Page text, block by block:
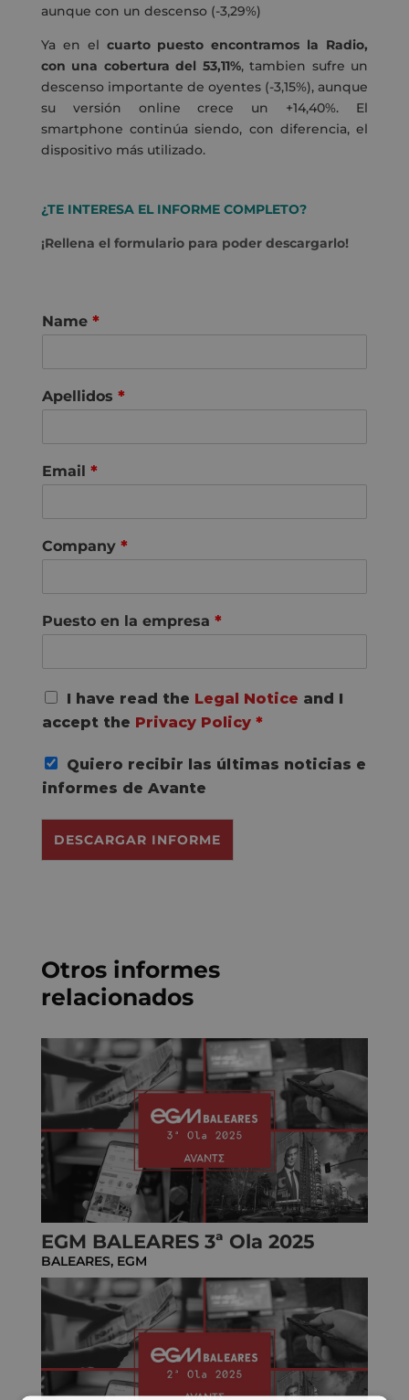
aunque con un descenso (-3,29%)
Ya en el cuarto puesto encontramos la Radio,
con una cobertura del 53,11%, tambien sufre un
descenso importante de oyentes (-3,15%), aunque
su versión online crece un +14,40%. El
smartphone continúa siendo, con diferencia, el
dispositivo más utilizado.
¿TE INTERESA EL INFORME COMPLETO?
¡Rellena el formulario para poder descargarlo!
Name *
Apellidos *
Email *
Company *
Puesto en la empresa *
R
P
C
o
s
n
I have read the Legal Notice and I
accept the Privacy Policy *
Quiero recibir las últimas noticias e
informes de Avante
DESCARGAR INFORME
Otros informes
relacionados
EGM BALEARES 3ª Ola 2025
BALEARES, EGM